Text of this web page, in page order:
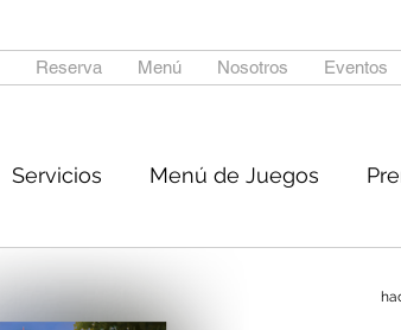
Reserva Menú Nosotros Eventos
Servicios Menú de Juegos